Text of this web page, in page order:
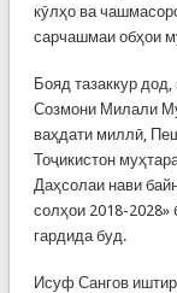
кӯлҳо ва
сарчашмаи обҳои
Бояд тазаккур
Созмони Милали
ваҳдати миллӣ,
Тоҷикистон
Даҳсолаи нави
солҳои 2018-
гардида буд.
Исуф Сангов